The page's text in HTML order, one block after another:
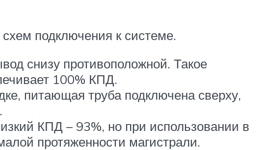
подключения к системе.
снизу противоположной. Такое
100% КПД.
питающая труба подключена сверху,
КПД – 93%, но при использовании в
протяженности магистрали.